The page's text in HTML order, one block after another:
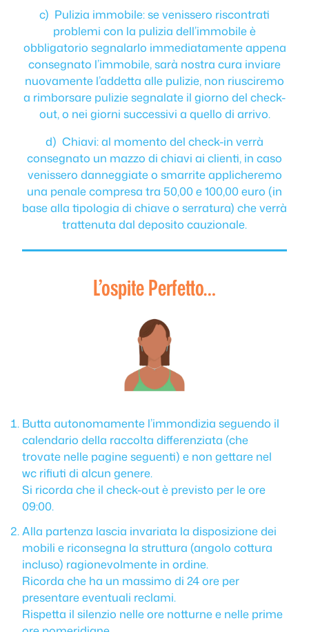
c) Pulizia immobile: se venissero riscontrati
problemi con la pulizia dell’immobile è
obbligatorio segnalarlo immediatamente appena
consegnato l’immobile, sarà nostra cura inviare
nuovamente l’addetta alle pulizie, non riusciremo
a rimborsare pulizie segnalate il giorno del check-
out, o nei giorni successivi a quello di arrivo.
d) Chiavi: al momento del check-in verrà
consegnato un mazzo di chiavi ai clienti, in caso
venissero danneggiate o smarrite applicheremo
una penale compresa tra 50,00 e 100,00 euro (in
base alla tipologia di chiave o serratura) che verrà
trattenuta dal deposito cauzionale.
L’ospite Perfetto…
Butta autonomamente l’immondizia seguendo il
calendario della raccolta differenziata (che
trovate nelle pagine seguenti) e non gettare nel
wc rifiuti di alcun genere.
Si ricorda che il check-out è previsto per le ore
09:00.
Alla partenza lascia invariata la disposizione dei
mobili e riconsegna la struttura (angolo cottura
incluso) ragionevolmente in ordine.
Ricorda che ha un massimo di 24 ore per
presentare eventuali reclami.
Rispetta il silenzio nelle ore notturne e nelle prime